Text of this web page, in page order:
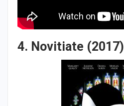
4. Novitiate (2017)